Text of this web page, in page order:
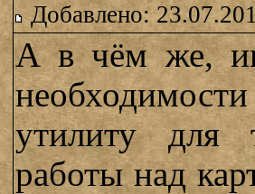
Добавлено:
А в чём же,
утилиту для
работы над